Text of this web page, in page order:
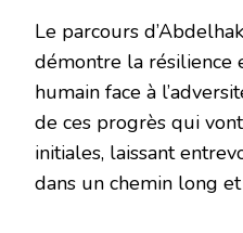
Le parcours
démontre la résilience
humain face à
de ces progrès qui
initiales, laissant
dans un chemin long